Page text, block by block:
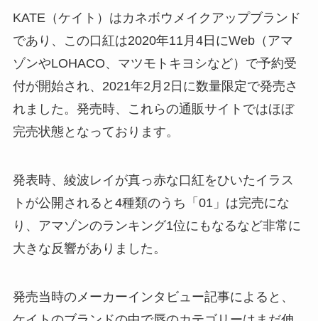
KATE（ケイト）はカネボウメイクアップブランド
であり、この口紅は2020年11月4日にWeb（アマ
ゾンやLOHACO、マツモトキヨシなど）で予約受
付が開始され、2021年2月2日に数量限定で発売さ
れました。発売時、これらの通販サイトではほぼ
完売状態となっております。
発表時、綾波レイが真っ赤な口紅をひいたイラス
トが公開されると4種類のうち「01」は完売にな
り、アマゾンのランキング1位にもなるなど非常に
大きな反響がありました。
発売当時のメーカーインタビュー記事によると、